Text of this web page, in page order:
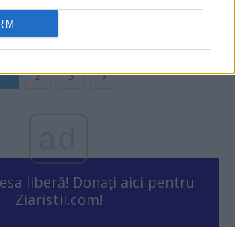
miercuri, 11 septembrie 2024
1 2 3
liberă! Donați aici pentru
Ziaristii.com!